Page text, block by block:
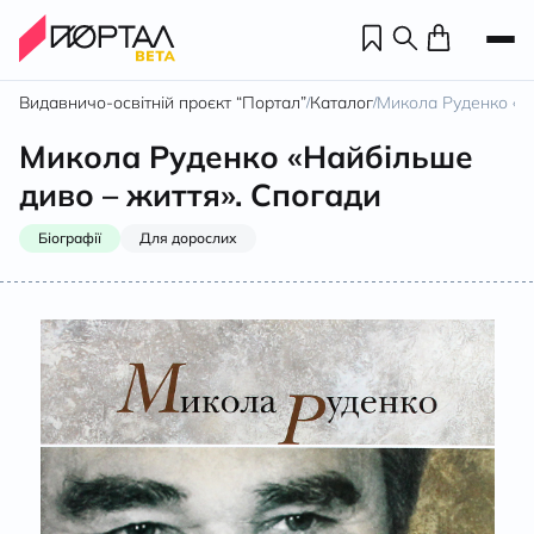
Видавничо-освітній проєкт “Портал”/Каталог/Микола Руденко
Микола Руденко «Найбільше
диво – життя». Спогади
Біографії Для дорослих